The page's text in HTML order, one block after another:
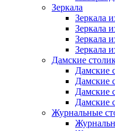
Зеркала
Зеркала
Зеркала
Зеркала
Зеркала
Дамские
Дамские
Дамские
Дамские
Дамские
Журнальные